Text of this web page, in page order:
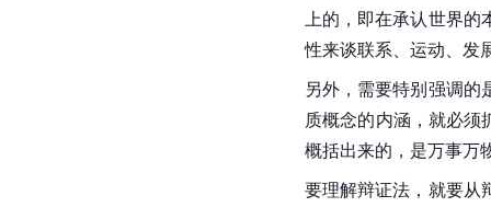
上的，即在承认世界
性来谈联系、运动、发
另外，需要特别强调
质概念的内涵，就必
概括出来的，是万事万
要理解辩证法，就要